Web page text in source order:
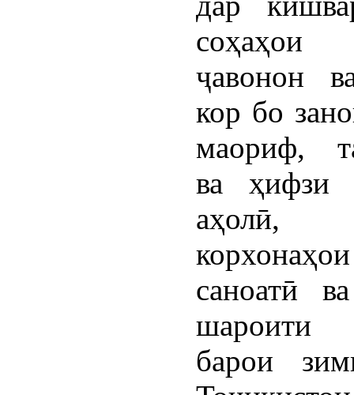
ҷавонон
кор бо
маориф,
ва ҳифзи
аҳолӣ,
саноатӣ
шароити
барои